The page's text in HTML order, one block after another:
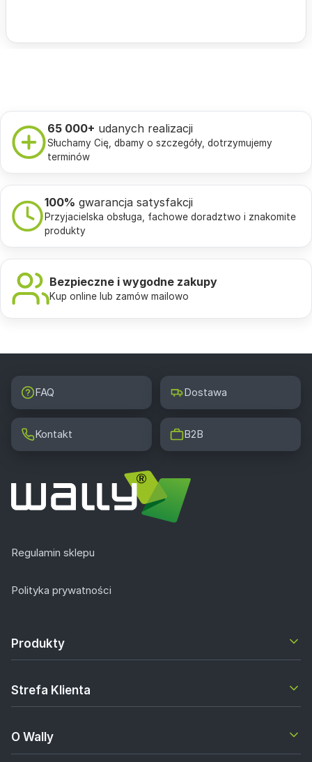
65 000+ udanych realizacji
Słuchamy Cię, dbamy o szczegóły, dotrzymujemy
terminów
100% gwarancja satysfakcji
Przyjacielska obsługa, fachowe doradztwo i znakomite
produkty
Bezpieczne i wygodne zakupy
Kup online lub zamów mailowo
FAQ Dostawa
Kontakt B2B
Regulamin sklepu
Polityka prywatności
Produkty
Strefa Klienta
O Wally